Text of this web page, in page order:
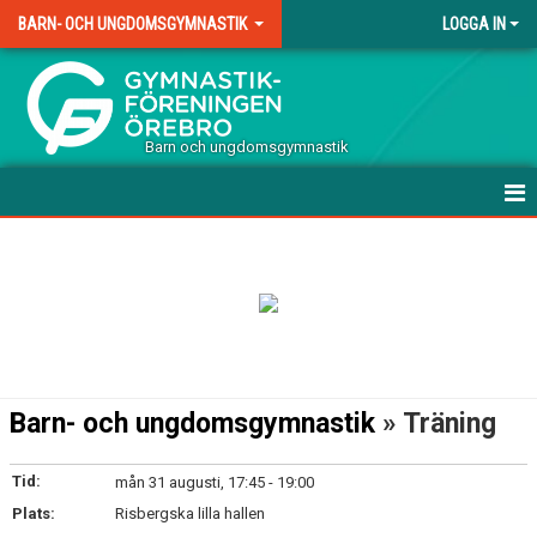
BARN- OCH UNGDOMSGYMNASTIK LOGGA IN
.
Barn och ungdomsgymnastik
Barn- och ungdomsgymnastik » Träning
Tid:
mån 31 augusti, 17:45 - 19:00
Plats:
Risbergska lilla hallen